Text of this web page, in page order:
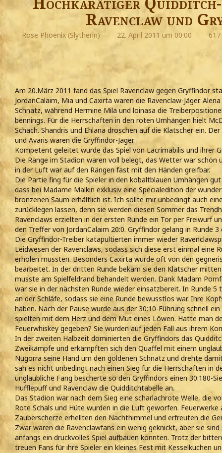
Ravenclaw und
Rose Phoenix (Slytherin) 22. April 2011 um 00:00
Am 20.März 2011 fand das Spiel Ravenclaw gegen Gryffindor
JordanCalaim, Mia und Caxirta waren die Ravenclaw-Jäger.
Schnatz, während Hermine Mila und loinasa die
bennings. Für die Herrschaften in den roten Umhängen hielt
Schach. Shandris und Ehlana droschen auf die Klatscher ein.
und Avaris waren die Gryffindor-Jäger.
Kompetent geleitet wurde das Spiel von Lacrimabilis und ihrer
Die Ränge im Stadion waren voll belegt, das Wetter war schön
in der Luft war auf den Rängen fast mit den Händen greifbar.
Die Partie fing für die Spieler in den kobaltblauen Umhängen
dass bei Madame Malkin exklusiv eine Specialedition der
bronzenen Saum erhältlich ist. Ich sollte mir unbedingt auch
zurücklegen lassen, denn sie werden diesen Sommer das
Ravenclaws erzielten in der ersten Runde ein Tor per Freiwurf
den Treffer von JordanCalaim 20:0. Gryffindor gelang in Runde
Die Gryffindor-Treiber katapultierten immer wieder
Leidwesen der Ravenclaws, sodass sich diese erst einmal eine
erholen mussten. Besonders Caxirta wurde oft von den
bearbeitet. In der dritten Runde bekam sie den Klatscher
musste am Spielfeldrand behandelt werden. Dank Madam
war sie in der nächsten Runde wieder einsatzbereit. In Runde 5
an der Schläfe, sodass sie eine Runde bewusstlos war. Ihre
haben. Nach der Pause wurde aus der 30:10-Führung schnell
spielten mit dem Herz und dem Mut eines Löwen. Hatte man
Feuerwhiskey gegeben? Sie wurden auf jeden Fall aus ihrem
In der zweiten Halbzeit dominierten die Gryffindors das
Zweikämpfe und erkämpften sich den Quaffel mit einem
Nugorra seine Hand um den goldenen Schnatz und drehte
sah es nicht unbedingt nach einen Sieg für die Herrschaften in
unglaubliche Fang bescherte so den Gryffindors einen 30:180-
Hufflepuff und Ravenclaw die Quidditchtabelle an.
Das Stadion war nach dem Sieg eine scharlachrote Welle, die
Rote Schals und Hüte wurden in die Luft geworfen. Feuerwerke
Zauberscherze erhellten den Nachthimmel und erfreuten die
Zwar waren die Ravenclawfans ein wenig geknickt, aber sie
anfangs ein druckvolles Spiel aufbauen konnten. Trotz der
treuen Fans für ihre Spieler ein kleines Fest mit Kesselkuchen